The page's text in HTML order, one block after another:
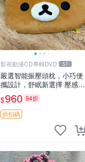
影視動漫CD專輯DVD 57
嚴選智能振壓頭枕，小巧便
攜設計，舒眠新選擇 壓感震
動頭枕 確切尺寸 小巧便攜
$960 94折
折扣碼